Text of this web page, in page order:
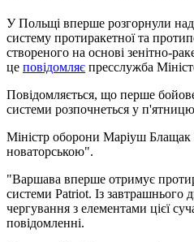
У Польщі вперше розгорнули
систему протиракетної та
створеного на основі зенітно-
це повідомляє пресслужба
Повідомляється, що перше
системи розпочнеться у
Міністр оборони Маріуш
новаторською".
"Варшава вперше отримує
системи Patriot. Із завтрашнього
чергування з елементами цієї
повідомленні.